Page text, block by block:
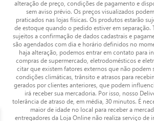
alteração de preço, condições de pagamento e
sem aviso prévio. Os preços visualizados
praticados nas lojas físicas. Os produtos estarão
de estoque quando o pedido estiver em separação.
sujeitos a confirmação de dados cadastrais e
são agendados com dia e horário definidos no
haja alteração, podemos entrar em contato para
compras de supermercado, eletrodomésticos e
citar que existem fatores externos que não podem
condições climáticas, trânsito e atrasos para
gerados por clientes anteriores, que podem
irá receber sua mercadoria. Por isso, nosso
tolerância de atraso de, em média, 30 minutos. É
maior de idade no local para receber a
entregadores da Loja Online não realiza serviço de